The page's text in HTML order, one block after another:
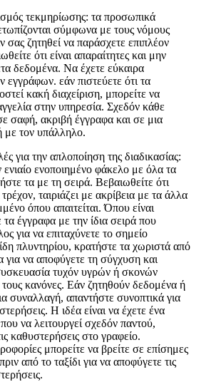
τεκμηρίωσης: τα προσωπικά
σύμφωνα με τους νόμους
σας ζητηθεί να παράσχετε επιπλέον
ότι είναι απαραίτητες και μην
δεδομένα. Να έχετε εύκαιρα
εγγράφων. εάν πιστεύετε ότι τα
κακή διαχείριση, μπορείτε να
στην υπηρεσία. Σχεδόν κάθε
σαφή, ακριβή έγγραφα και σε μια
με τον υπάλληλο.
για την απλοποίηση της διαδικασίας:
ενοποιημένο φάκελο με όλα τα
τα με τη σειρά. Βεβαιωθείτε ότι
ταιριάζει με ακρίβεια με τα άλλα
όπου απαιτείται. Όπου είναι
έγγραφα με την ίδια σειρά που
για να επιταχύνετε το σημείο
πλυντηρίου, κρατήστε τα χωριστά από
για να αποφύγετε τη σύγχυση και
τυχόν υγρών ή σκονών
κανόνες. Εάν ζητηθούν δεδομένα ή
συναλλαγή, απαντήστε συνοπτικά για
Η ιδέα είναι να έχετε ένα
να λειτουργεί σχεδόν παντού,
καθυστερήσεις στο γραφείο.
μπορείτε να βρείτε σε επίσημες
από το ταξίδι για να αποφύγετε τις